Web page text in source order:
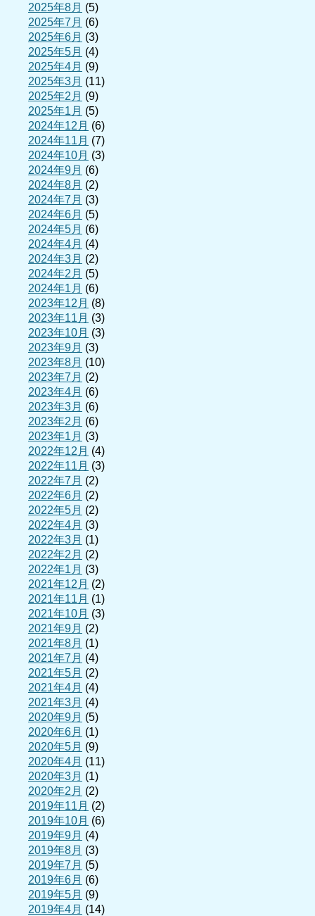
2025年8月 (5)
2025年7月 (6)
2025年6月 (3)
2025年5月 (4)
2025年4月 (9)
2025年3月 (11)
2025年2月 (9)
2025年1月 (5)
2024年12月 (6)
2024年11月 (7)
2024年10月 (3)
2024年9月 (6)
2024年8月 (2)
2024年7月 (3)
2024年6月 (5)
2024年5月 (6)
2024年4月 (4)
2024年3月 (2)
2024年2月 (5)
2024年1月 (6)
2023年12月 (8)
2023年11月 (3)
2023年10月 (3)
2023年9月 (3)
2023年8月 (10)
2023年7月 (2)
2023年4月 (6)
2023年3月 (6)
2023年2月 (6)
2023年1月 (3)
2022年12月 (4)
2022年11月 (3)
2022年7月 (2)
2022年6月 (2)
2022年5月 (2)
2022年4月 (3)
2022年3月 (1)
2022年2月 (2)
2022年1月 (3)
2021年12月 (2)
2021年11月 (1)
2021年10月 (3)
2021年9月 (2)
2021年8月 (1)
2021年7月 (4)
2021年5月 (2)
2021年4月 (4)
2021年3月 (4)
2020年9月 (5)
2020年6月 (1)
2020年5月 (9)
2020年4月 (11)
2020年3月 (1)
2020年2月 (2)
2019年11月 (2)
2019年10月 (6)
2019年9月 (4)
2019年8月 (3)
2019年7月 (5)
2019年6月 (6)
2019年5月 (9)
2019年4月 (14)